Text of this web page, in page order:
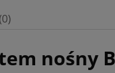
nośny